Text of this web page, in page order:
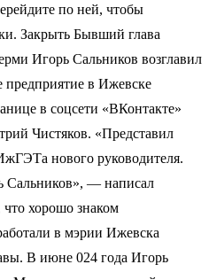
по ней, чтобы
Закрыть Бывший глава
Игорь Сальников возглавил
предприятие в Ижевске
в соцсети «ВКонтакте»
Чистяков. «Представил
нового руководителя.
Сальников», — написал
хорошо знаком
в мэрии Ижевска
В июне 024 года Игорь